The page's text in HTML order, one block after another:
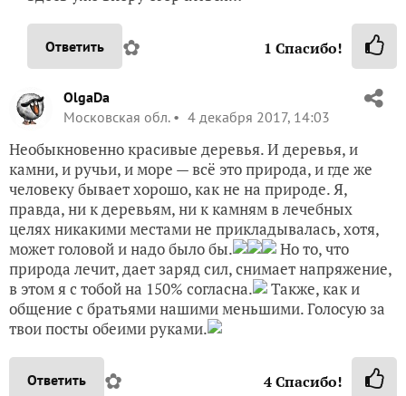
Ответить ✿ 1 Спасибо!
OlgaDa
Московская обл.
4 декабря 2017, 14:03
Необыкновенно красивые деревья. И деревья, и
камни, и ручьи, и море — всё это природа, и где же
человеку бывает хорошо, как не на природе. Я,
правда, ни к деревьям, ни к камням в лечебных
целях никакими местами не прикладывалась, хотя,
может головой и надо было бы.
Но то, что
природа лечит, дает заряд сил, снимает напряжение,
в этом я с тобой на 150% согласна.
Также, как и
общение с братьями нашими меньшими. Голосую за
твои посты обеими руками.
Ответить ✿ 4Спасибо!